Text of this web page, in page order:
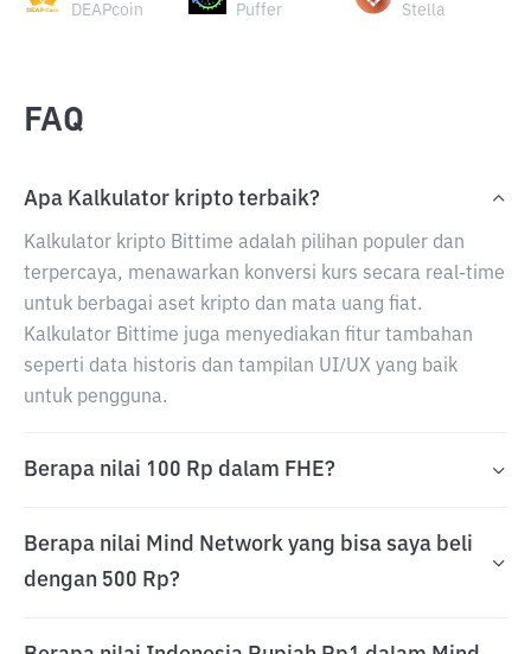
DEAPcoin Puffer Stella
FAQ
Apa Kalkulator kripto terbaik?
Kalkulator kripto Bittime adalah pilihan populer dan
terpercaya, menawarkan konversi kurs secara real-time
untuk berbagai aset kripto dan mata uang fiat.
Kalkulator Bittime juga menyediakan fitur tambahan
seperti data historis dan tampilan UI/UX yang baik
untuk pengguna.
Berapa nilai 100 Rp dalam FHE?
Berapa nilai Mind Network yang bisa saya beli
dengan 500 Rp?